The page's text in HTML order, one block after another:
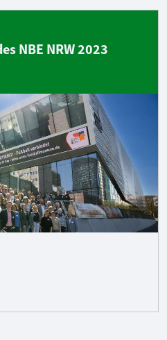
NBE NRW 2023